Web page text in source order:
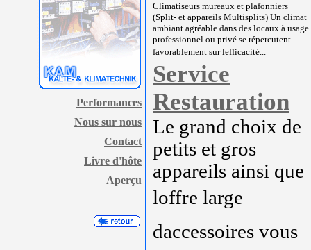
Performances
Nous sur nous
Contact
Livre d'hôte
Aperçu
Climatiseurs mureaux et plafonniers
(Split- et appareils Multisplits) Un climat
ambiant agréable dans des locaux à usage
professionnel ou privé se répercutent
favorablement sur lefficacité...
Service
Restauration
Le grand choix de
petits et gros
appareils ainsi que
loffre large
daccessoires vous